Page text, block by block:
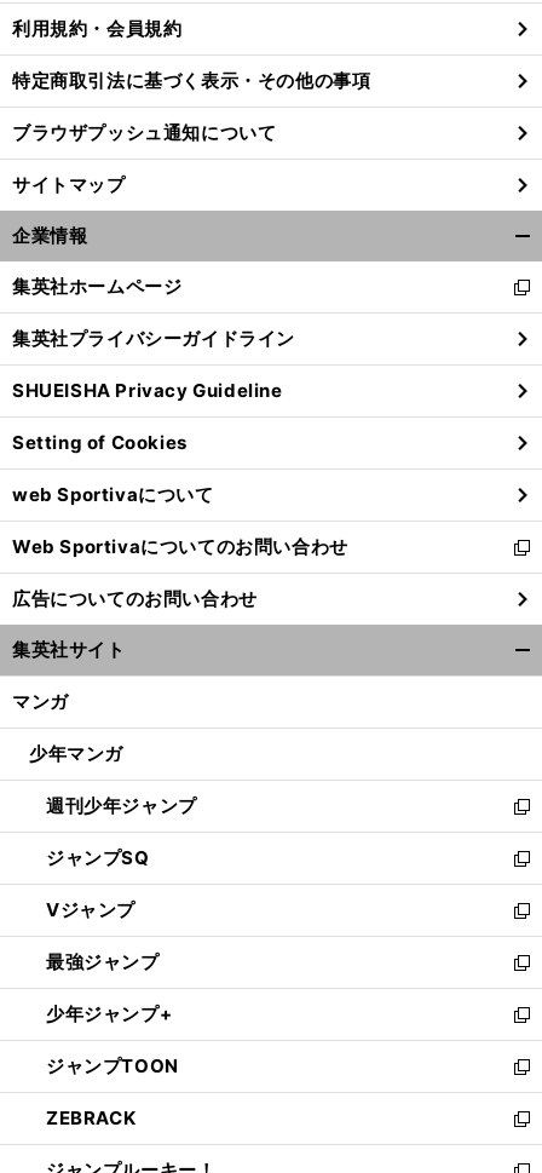
利用規約・会員規約
特定商取引法に基づく表示・その他の事項
ブラウザプッシュ通知について
サイトマップ
企業情報
閉
る
集英社ホームページ
新
し
い
ウ
ィ
ン
ド
ウ
で
開
く
集英社プライバシーガイドライン
SHUEISHA Privacy Guideline
Setting of Cookies
web Sportivaについて
Web Sportivaについてのお問い合わせ
新
し
い
ウ
ィ
ン
ウ
開
く
広告についてのお問い合わせ
集英社サイト
マンガ
少年マンガ
週刊少年ジャンプ
新
し
い
ウ
ィ
ン
ド
ウ
で
開
く
ジャンプSQ
新
し
い
ウ
ィ
ン
ド
ウ
で
開
く
Vジャンプ
新
し
い
ウ
ィ
ン
ド
ウ
で
開
最強ジャンプ
新
し
い
ウ
ィ
ン
ド
ウ
少年ジャンプ+
新
し
い
ウ
ィ
ン
ジャンプTOON
新
し
い
ウ
ZEBRACK
新
し